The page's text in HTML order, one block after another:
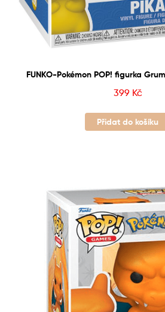
FUNKO-Pokémon POP! figurka
399 Kč
Přidat do košíku